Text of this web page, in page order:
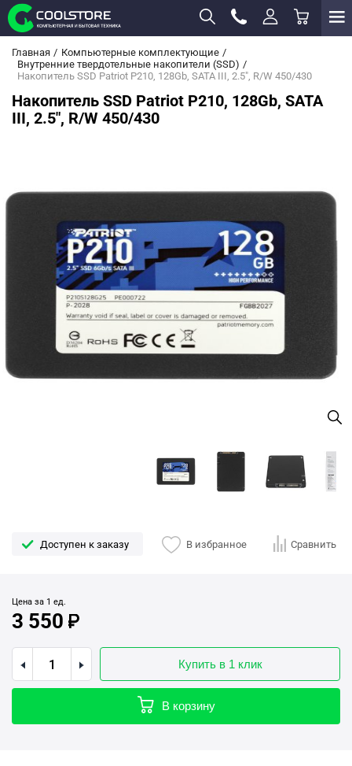
Главная
Компьютерные комплектующие
Внутренние твердотельные накопители (SSD)
Накопитель SSD Patriot P210, 128Gb, SATA III, 2.5", R/W 450/430
Накопитель SSD Patriot P210, 128Gb, SATA
III, 2.5", R/W 450/430
Доступен к заказу В избранное Сравнить
Цена за 1 ед.
3 550
Купить в 1 клик
В корзину